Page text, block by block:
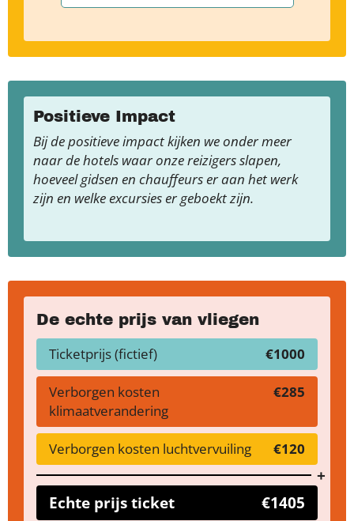
Positieve Impact
Bij de positieve impact kijken we onder meer
naar de hotels waar onze reizigers slapen,
hoeveel gidsen en chauffeurs er aan het werk
zijn en welke excursies er geboekt zijn.
De echte prijs van vliegen
Ticketprijs (fictief) €1000
Verborgen kosten
klimaatverandering
€285
Verborgen kosten luchtvervuiling €120
Echte prijs ticket €1405